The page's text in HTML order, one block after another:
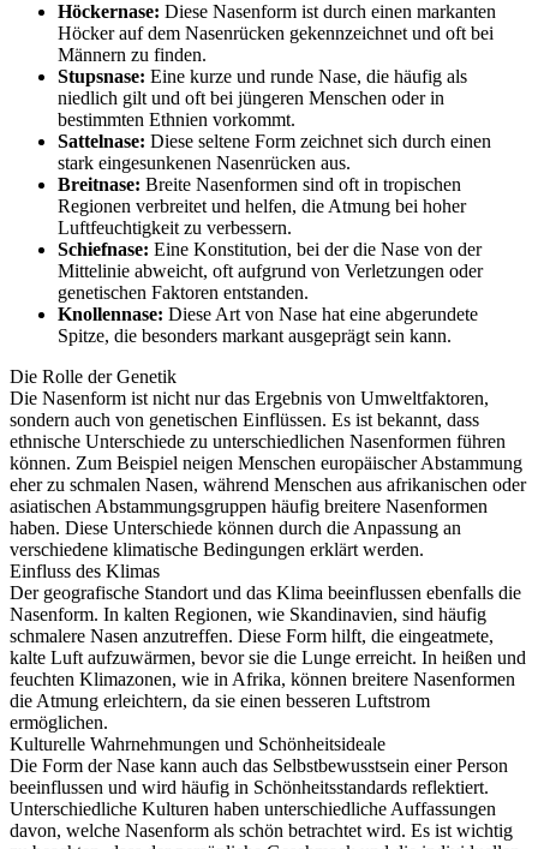
Höckernase: Diese Nasenform ist durch einen markanten
Höcker auf dem Nasenrücken gekennzeichnet und oft bei
Männern zu finden.
Stupsnase: Eine kurze und runde Nase, die häufig als
niedlich gilt und oft bei jüngeren Menschen oder in
bestimmten Ethnien vorkommt.
Sattelnase: Diese seltene Form zeichnet sich durch einen
stark eingesunkenen Nasenrücken aus.
Breitnase: Breite Nasenformen sind oft in tropischen
Regionen verbreitet und helfen, die Atmung bei hoher
Luftfeuchtigkeit zu verbessern.
Schiefnase: Eine Konstitution, bei der die Nase von der
Mittelinie abweicht, oft aufgrund von Verletzungen oder
genetischen Faktoren entstanden.
Knollennase: Diese Art von Nase hat eine abgerundete
Spitze, die besonders markant ausgeprägt sein kann.
Die Rolle der Genetik
Die Nasenform ist nicht nur das Ergebnis von Umweltfaktoren,
sondern auch von genetischen Einflüssen. Es ist bekannt, dass
ethnische Unterschiede zu unterschiedlichen Nasenformen führen
können. Zum Beispiel neigen Menschen europäischer Abstammung
eher zu schmalen Nasen, während Menschen aus afrikanischen oder
asiatischen Abstammungsgruppen häufig breitere Nasenformen
haben. Diese Unterschiede können durch die Anpassung an
verschiedene klimatische Bedingungen erklärt werden.
Einfluss des Klimas
Der geografische Standort und das Klima beeinflussen ebenfalls die
Nasenform. In kalten Regionen, wie Skandinavien, sind häufig
schmalere Nasen anzutreffen. Diese Form hilft, die eingeatmete,
kalte Luft aufzuwärmen, bevor sie die Lunge erreicht. In heißen und
feuchten Klimazonen, wie in Afrika, können breitere Nasenformen
die Atmung erleichtern, da sie einen besseren Luftstrom
ermöglichen.
Kulturelle Wahrnehmungen und Schönheitsideale
Die Form der Nase kann auch das Selbstbewusstsein einer Person
beeinflussen und wird häufig in Schönheitsstandards reflektiert.
Unterschiedliche Kulturen haben unterschiedliche Auffassungen
davon, welche Nasenform als schön betrachtet wird. Es ist wichtig